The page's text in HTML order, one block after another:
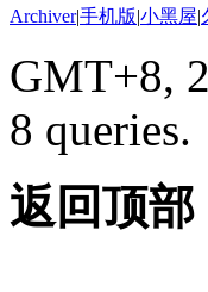
Archiver|手机版|小黑屋|
GMT+8,
8 queries.
返回顶部